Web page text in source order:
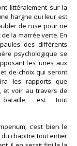
littéralement sur la
hargne qui leur est
de ruse pour ne
la marrée verte. En
des différents
psychologique se
les unes aux
de choix qui seront
les rapports que
et voir au travers de
bataille, est tout
c’est bien le
du chapitre tout entier